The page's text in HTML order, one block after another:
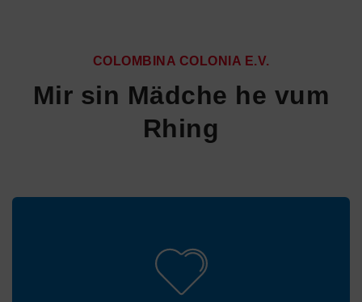
COLOMBINA COLONIA E.V.
Mir sin Mädche he vum
Rhing
"Mir sin echte Kölsche Mädche" Und deshalb liegt
uns der Karneval in den Genen und am Herzen.